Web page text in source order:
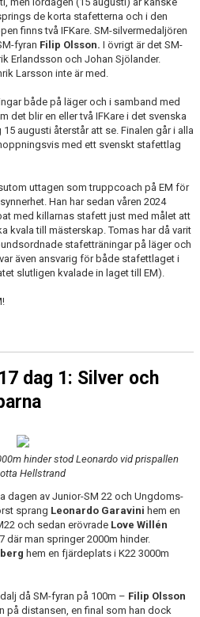
de korta stafetterna och i den
finns två IFKare. SM-silvermedaljören
fyran Filip Olsson. I övrigt är det SM-
Erlandsson och Johan Sjölander.
Larsson inte är med.
både på läger och i samband med
det blir en eller två IFKare i det svenska
augusti återstår att se. Finalen går i alla
med ett svenskt stafettlag
uttagen som truppcoach på EM för
Han har sedan våren 2024
med killarnas stafett just med målet att
kvala till mästerskap. Tomas har då varit
stafetträningar på läger och
även ansvarig för både stafettlaget i
slutligen kvalade in laget till EM).
dag 1: Silver och
hinder stod Leonardo vid prispallen
Hellstrand
dagen av Junior-SM 22 och Ungdoms-
sprang Leonardo Garavini hem en
och sedan erövrade Love Willén
där man springer 2000m hinder.
hem en fjärdeplats i K22 3000m
då SM-fyran på 100m – Filip Olsson
på distansen, en final som han dock